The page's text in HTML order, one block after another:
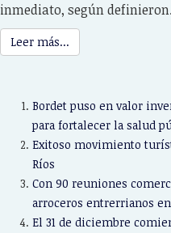
inmediato, según definieron.
Leer más...
Bordet puso en valor
para fortalecer la salud
Exitoso movimiento
Ríos
Con 90 reuniones
arroceros entrerrianos en
El 31 de diciembre